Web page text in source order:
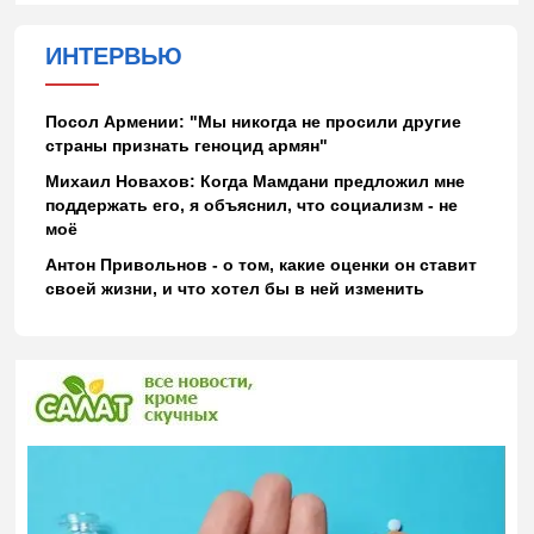
ИНТЕРВЬЮ
Посол Армении: "Мы никогда не просили другие
страны признать геноцид армян"
Михаил Новахов: Когда Мамдани предложил мне
поддержать его, я объяснил, что социализм - не
моё
Антон Привольнов - о том, какие оценки он ставит
своей жизни, и что хотел бы в ней изменить